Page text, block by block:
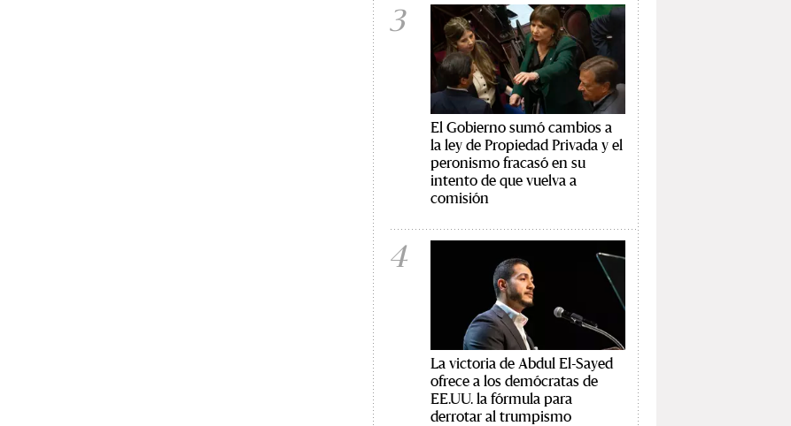
3
El Gobierno sumó cambios a
la ley de Propiedad Privada y el
peronismo fracasó en su
intento de que vuelva a
comisión
4
La victoria de Abdul El-Sayed
ofrece a los demócratas de
EE.UU. la fórmula para
derrotar al trumpismo